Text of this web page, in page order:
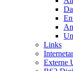
Links
Externe